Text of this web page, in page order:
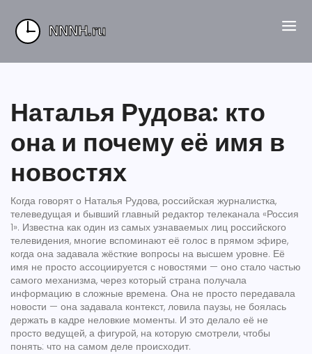
Наталья Рудова: кто
она и почему её имя в
новостях
Когда говорят о Наталья Рудова, российская журналистка,
телеведущая и бывший главный редактор телеканала «Россия
1». Известна как один из самых узнаваемых лиц российского
телевидения, многие вспоминают её голос в прямом эфире,
когда она задавала жёсткие вопросы на высшем уровне. Её
имя не просто ассоциируется с новостями — оно стало частью
самого механизма, через который страна получала
информацию в сложные времена. Она не просто передавала
новости — она задавала контекст, ловила паузы, не боялась
держать в кадре неловкие моменты. И это делало её не
просто ведущей, а фигурой, на которую смотрели, чтобы
понять: что на самом деле происходит.